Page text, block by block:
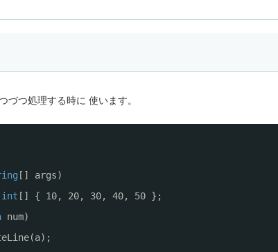
づつ処理する時に 使います。
[] args)
int [] { 10, 20, 30, 40, 50 };
num)